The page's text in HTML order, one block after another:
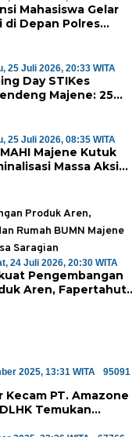
Mahasiswa Gelar
di Depan Polres
25 Juli 2026, 20:33 WITA
Day STIKes
Majene: 25
Perdana
25 Juli 2026, 08:35 WITA
Majene Kutuk
Massa Aksi
Dua Warga yang
24 Juli 2026, 20:30 WITA
Pengembangan
Aren, Fapertahut
2025, 13:31 WITA
95091
Kecam PT. Amazone
Temukan